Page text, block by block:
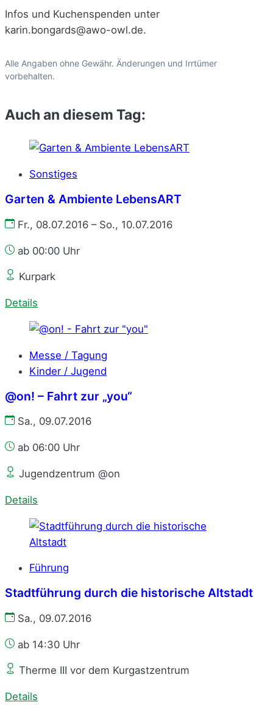
Infos und Kuchenspenden unter
karin.bongards@awo-owl.de.
Alle Angaben ohne Gewähr. Änderungen und Irrtümer
vorbehalten.
Auch an diesem Tag:
Sonstiges
Garten & Ambiente LebensART
Fr., 08.07.2016 – So., 10.07.2016
ab 00:00 Uhr
Kurpark
Details
Messe / Tagung
Kinder / Jugend
@on! – Fahrt zur „you“
Sa., 09.07.2016
ab 06:00 Uhr
Jugendzentrum @on
Details
Führung
Stadtführung durch die historische Altstadt
Sa., 09.07.2016
ab 14:30 Uhr
Therme III vor dem Kurgastzentrum
Details